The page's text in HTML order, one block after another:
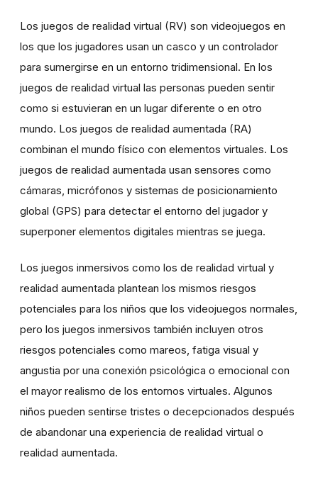
Los juegos de realidad virtual (RV) son videojuegos en
los que los jugadores usan un casco y un controlador
para sumergirse en un entorno tridimensional. En los
juegos de realidad virtual las personas pueden sentir
como si estuvieran en un lugar diferente o en otro
mundo. Los juegos de realidad aumentada (RA)
combinan el mundo físico con elementos virtuales. Los
juegos de realidad aumentada usan sensores como
cámaras, micrófonos y sistemas de posicionamiento
global (GPS) para detectar el entorno del jugador y
superponer elementos digitales mientras se juega.
Los juegos inmersivos como los de realidad virtual y
realidad aumentada plantean los mismos riesgos
potenciales para los niños que los videojuegos normales,
pero los juegos inmersivos también incluyen otros
riesgos potenciales como mareos, fatiga visual y
angustia por una conexión psicológica o emocional con
el mayor realismo de los entornos virtuales. Algunos
niños pueden sentirse tristes o decepcionados después
de abandonar una experiencia de realidad virtual o
realidad aumentada.